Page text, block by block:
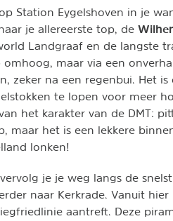
Station Eygelshoven in je
je allereerste top, de
Landgraaf en de langste
maar via een
zeker na een regenbui. Het
te lopen voor meer
het karakter van de DMT:
maar het is een lekkere
lonken!
je je weg langs de
naar Kerkrade. Vanuit
aantreft. Deze